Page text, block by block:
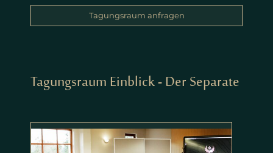
Tagungsraum anfragen
Tagungsraum Einblick - Der Separate